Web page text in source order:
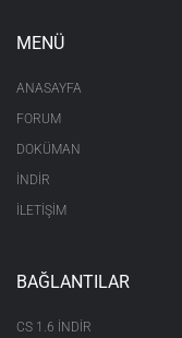
MENÜ
ANASAYFA
FORUM
DOKÜMAN
İNDİR
İLETİŞİM
BAĞLANTILAR
CS 1.6 INDIR